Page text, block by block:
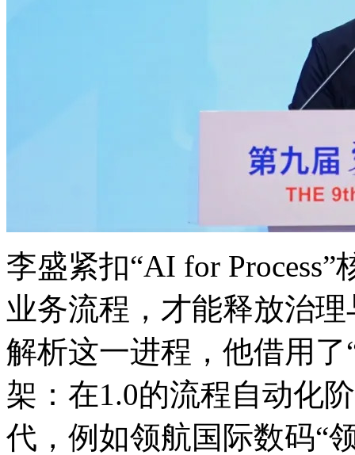
李盛紧扣“AI for Process”
业务流程，才能释放
解析这一进程，他借用
架：在1.0的流程自动化
代，例如领航国际数